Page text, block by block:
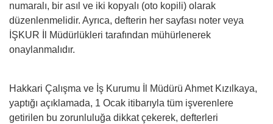
numaralı, bir asıl ve iki kopyalı (oto kopili) olarak
düzenlenmelidir. Ayrıca, defterin her sayfası noter veya
İŞKUR İl Müdürlükleri tarafından mühürlenerek
onaylanmalıdır.
Hakkari Çalışma ve İş Kurumu İl Müdürü Ahmet Kızılkaya,
yaptığı açıklamada, 1 Ocak itibarıyla tüm işverenlere
getirilen bu zorunluluğa dikkat çekerek, defterleri